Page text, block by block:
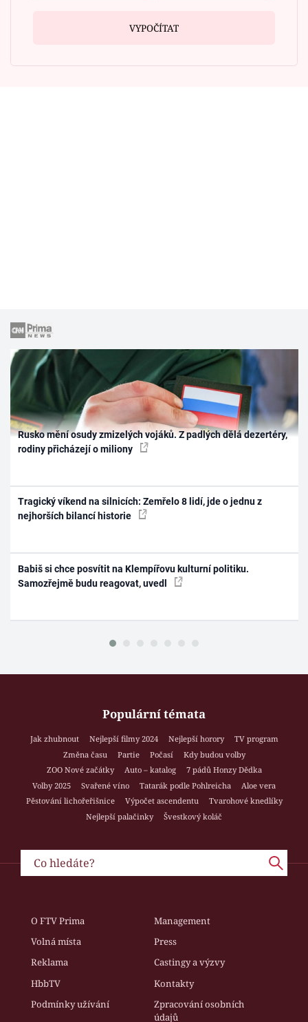
VYPOČÍTAT
Rusko mění osudy zmizelých vojáků. Z padlých dělá dezertéry,
rodiny přicházejí o miliony
Tragický víkend na silnicích: Zemřelo 8 lidí, jde o jednu z
nejhorších bilancí historie
Babiš si chce posvítit na Klempířovu kulturní politiku.
Samozřejmě budu reagovat, uvedl
Populární témata
Jak zhubnout Nejlepší filmy 2024 Nejlepší horory
TV program
Změna času
Partie Počasí
Kdy budou volby
ZOO Nové začátky
Auto – katalog
7 pádů Honzy Dědka
Volby 2025
Svařené víno Tatarák podle Pohlreicha
Aloe vera
Pěstování lichořeřišnice
Výpočet ascendentu
Tvarohové knedlíky
Nejlepší palačinky
Švestkový koláč
O FTV Prima
Management
Volná místa
Press
Reklama
Castingy a výzvy
HbbTV
Kontakty
Podmínky užívání
Zpracování osobních
údajů